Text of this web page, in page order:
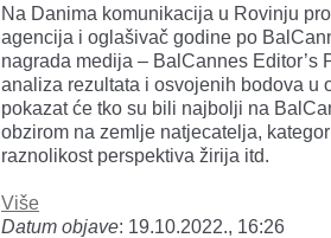
Na Danima komunikacija u Rovinju
agencija i oglašivač godine po
nagrada medija – BalCannes Editor’s
analiza rezultata i osvojenih bodova u
pokazat će tko su bili najbolji na
obzirom na zemlje natjecatelja,
raznolikost perspektiva žirija itd.
Više
Datum objave: 19.10.2022., 16:26